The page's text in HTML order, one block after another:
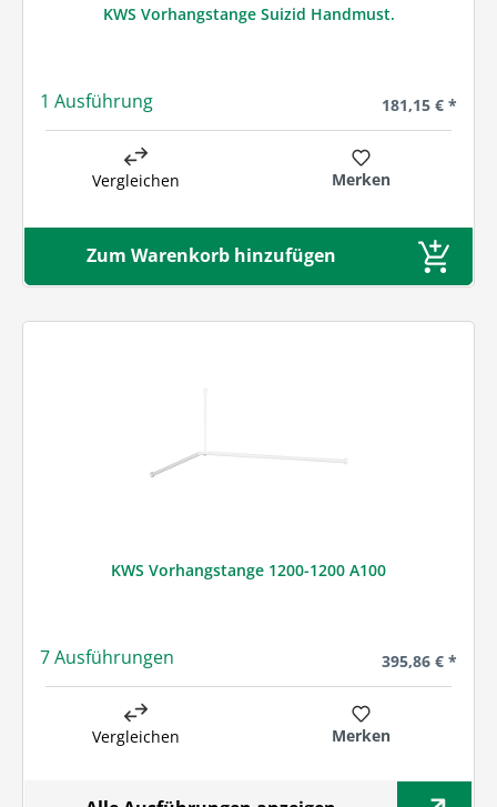
KWS Vorhangstange Suizid Handmust.
1 Ausführung Regulärer
181,15 € *
Vergleichen Merken
Zum Warenkorb hinzufügen
KWS Vorhangstange 1200-1200 A100
7 Ausführungen Regulärer
395,86 € *
Vergleichen Merken